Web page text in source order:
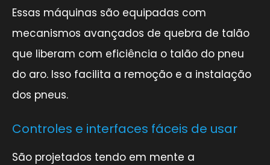
Essas máquinas são equipadas com
mecanismos avançados de quebra de talão
que liberam com eficiência o talão do pneu
do aro. Isso facilita a remoção e a instalação
dos pneus.
Controles e interfaces fáceis de usar
São projetados tendo em mente a